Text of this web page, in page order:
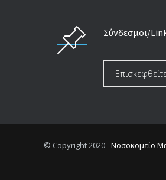
Σύνδεσμοι/
© Copyright 2020 -Νοσοκομείο